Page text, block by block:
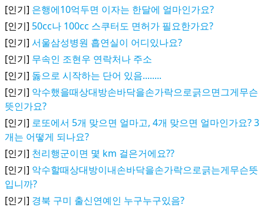
[인기] 은행에10억두면 이자는 한달에 얼마인가요?
[인기] 50cc나 100cc 스쿠터도 면허가 필요한가요?
[인기] 서울삼성병원 흡연실이 어디있나요?
[인기] 무속인 조현우 연락처나 주소
[인기] 돓으로 시작하는 단어 있음........
[인기] 악수했을때상대방손바닥을손가락으로긁으면그게무슨
뜻인가요?
[인기] 로또에서 5개 맞으면 얼마고, 4개 맞으면 얼마인가요? 3
개는 어떻게 되나요?
[인기] 천리행군이면 몇 km 걸은거에요??
[인기] 악수할때상대방이내손바닥을손가락으로긁는게무슨뜻
입니까?
[인기] 경북 구미 출신연예인 누구누구있음?